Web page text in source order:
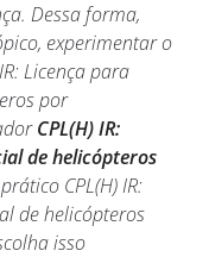
Dessa forma,
experimentar o
Licença para
por
CPL(H) IR:
de helicópteros
CPL(H) IR:
de helicópteros
isso